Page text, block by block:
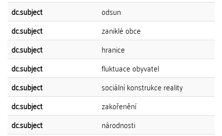
dc.subject
odsun
dc.subject
zaniklé obce
dc.subject
hranice
dc.subject
fluktuace obyvatel
dc.subject
sociální konstrukce reality
dc.subject
zakořenění
dc.subject
národnosti